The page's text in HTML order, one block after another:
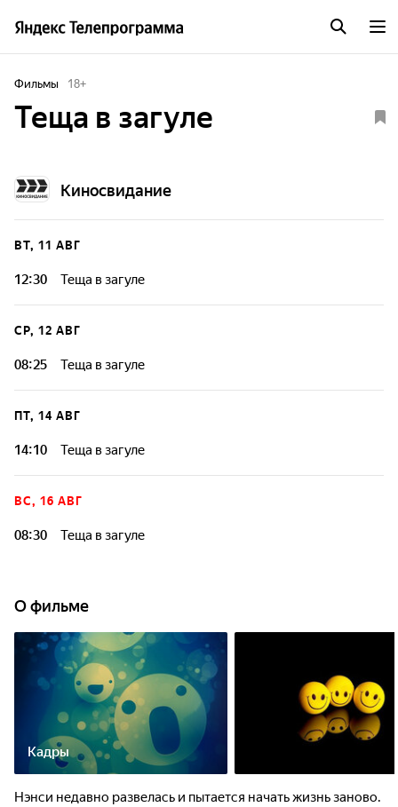
Фильмы 18+
Теща в загуле
Киносвидание
ВТ, 11 АВГ
12:30 Теща в загуле
СР, 12 АВГ
08:25 Теща в загуле
ПТ, 14 АВГ
14:10 Теща в загуле
ВС, 16 АВГ
08:30 Теща в загуле
О фильме
Кадры
Нэнси недавно развелась и пытается начать жизнь заново.